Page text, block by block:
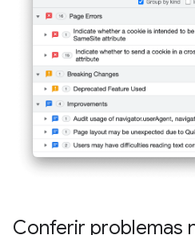
Conferir problemas